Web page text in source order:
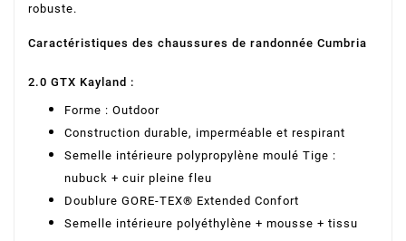
robuste.
Caractéristiques des chaussures de randonnée Cumbria
2.0 GTX Kayland :
Forme : Outdoor
Construction durable, imperméable et respirant
Semelle intérieure polypropylène moulé Tige :
nubuck + cuir pleine fleu
Doublure GORE-TEX® Extended Confort
Semelle intérieure polyéthylène + mousse + tissu